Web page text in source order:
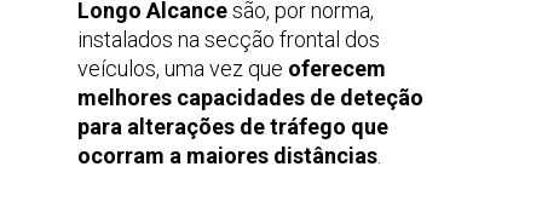
Longo Alcancesão, por norma,
instalados na secção frontal dos
veículos, uma vez que oferecem
melhores capacidades de deteção
para alterações de tráfego que
ocorram a maiores distâncias.